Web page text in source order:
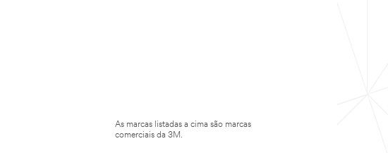
As marcas listadas a cima são marcas
comerciais da 3M.